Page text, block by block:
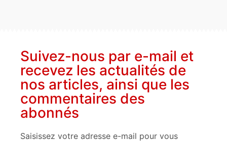
Suivez-nous par e-mail et
recevez les actualités de
nos articles, ainsi que les
commentaires des
abonnés
Saisissez votre adresse e-mail pour vous